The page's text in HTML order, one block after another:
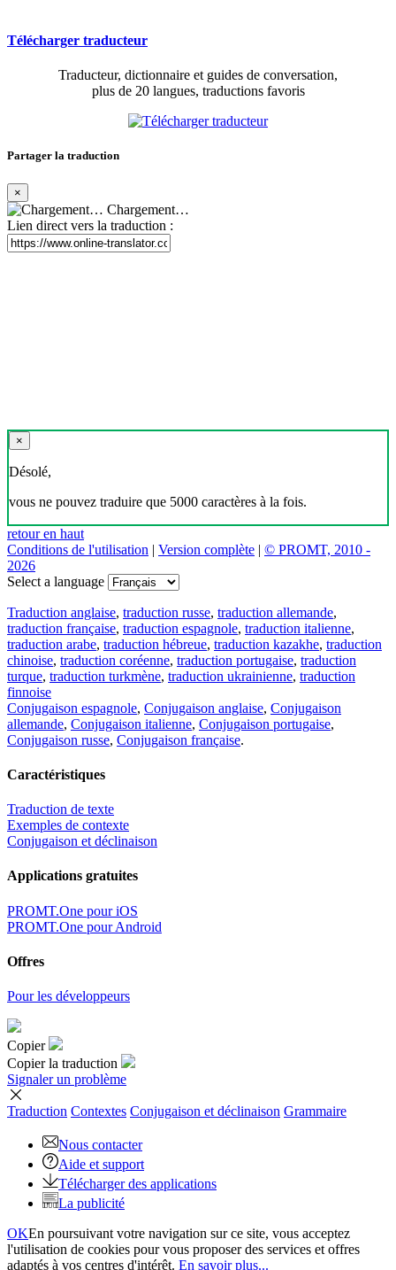
Télécharger traducteur
Traducteur, dictionnaire et guides de conversation,
plus de 20 langues, traductions favoris
Partager la traduction
×
Chargement…
Lien direct vers la traduction :
×
Désolé,
vous ne pouvez traduire que 5000 caractères à la fois.
retour en haut
Conditions de l'utilisation | Version complète | © PROMT, 2010 -
2026
Select a language
Traduction anglaise, traduction russe, traduction allemande,
traduction française, traduction espagnole, traduction italienne,
traduction arabe, traduction hébreue, traduction kazakhe, traduction
chinoise, traduction coréenne, traduction portugaise, traduction
turque, traduction turkmène, traduction ukrainienne, traduction
finnoise
Conjugaison espagnole, Conjugaison anglaise, Conjugaison
allemande, Conjugaison italienne, Conjugaison portugaise,
Conjugaison russe, Conjugaison française.
Caractéristiques
Traduction de texte
Exemples de contexte
Conjugaison et déclinaison
Applications gratuites
PROMT.One pour iOS
PROMT.One pour Android
Offres
Pour les développeurs
Copier
Copier la traduction
Signaler un problème
Traduction Contextes Conjugaison et déclinaison Grammaire
Nous contacter
Aide et support
Télécharger des applications
La publicité
OKEn poursuivant votre navigation sur ce site, vous acceptez
l'utilisation de cookies pour vous proposer des services et offres
adaptés à vos centres d'intérêt. En savoir plus...